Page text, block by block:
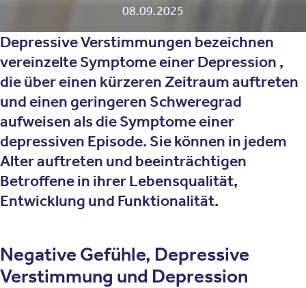
08.09.2025
Depressive Verstimmungen bezeichnen
vereinzelte Symptome einer Depression ,
die über einen kürzeren Zeitraum auftreten
und einen geringeren Schweregrad
aufweisen als die Symptome einer
depressiven Episode. Sie können in jedem
Alter auftreten und beeinträchtigen
Betroffene in ihrer Lebensqualität,
Entwicklung und Funktionalität.
Negative Gefühle, Depressive
Verstimmung und Depression